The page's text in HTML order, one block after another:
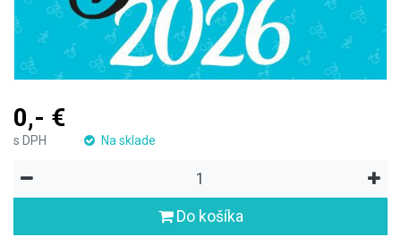
0,- €
s DPH Na sklade
Do košíka